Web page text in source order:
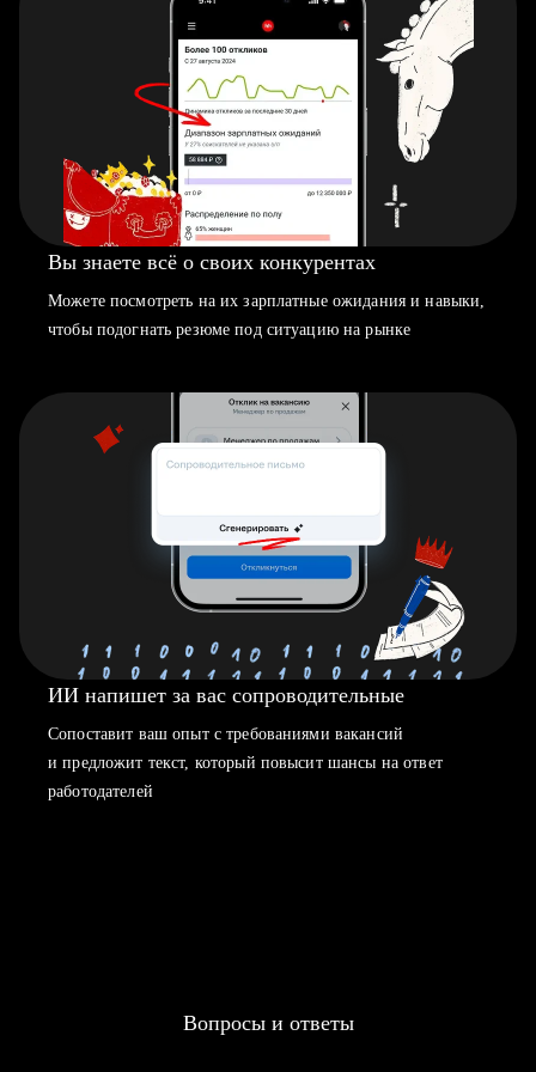
Вы знаете всё о своих конкурентах
Можете посмотреть на их зарплатные ожидания и навыки,
чтобы подогнать резюме под ситуацию на рынке
ИИ напишет за вас сопроводительные
Сопоставит ваш опыт с требованиями вакансий
и предложит текст, который повысит шансы на ответ
работодателей
Вопросы и ответы